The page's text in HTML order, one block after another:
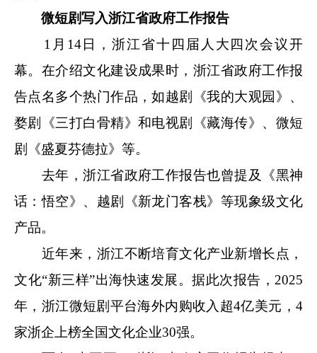
微短剧写入浙江省政府工作报告
1月14日，浙江省十四届人大四次会议开
幕。在介绍文化建设成果时，浙江省政府工作报
告点名多个热门作品，如越剧《我的大观园》、
婺剧《三打白骨精》和电视剧《藏海传》、微短
剧《盛夏芬德拉》等。
去年，浙江省政府工作报告也曾提及《黑神
话：悟空》、越剧《新龙门客栈》等现象级文化
产品。
近年来，浙江不断培育文化产业新增长点，
文化“新三样”出海快速发展。据此次报告，2025
年，浙江微短剧平台海外内购收入超4亿美元，4
家浙企上榜全国文化企业30强。